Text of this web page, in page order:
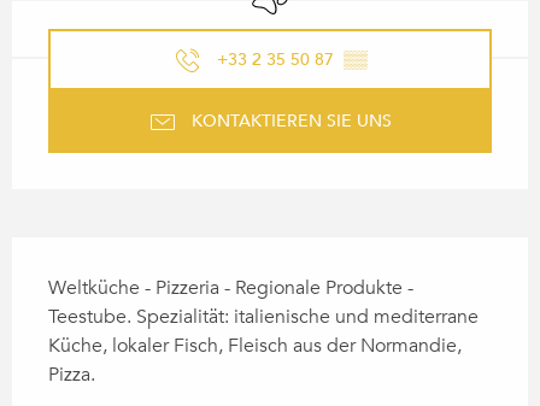
+33 2 35 50 87 ▒▒
KONTAKTIEREN SIE UNS
Weltküche - Pizzeria - Regionale Produkte -
Teestube. Spezialität: italienische und mediterrane
Küche, lokaler Fisch, Fleisch aus der Normandie,
Pizza.